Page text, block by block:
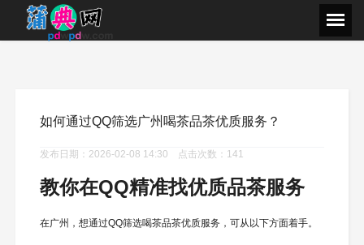
如何通过QQ筛选广州喝茶品茶优质服务？
发布日期：2026-02-08 14:30 点击次数：141
教你在QQ精准找优质品茶服务
在广州，想通过QQ筛选喝茶品茶优质服务，可从以下方面着手。